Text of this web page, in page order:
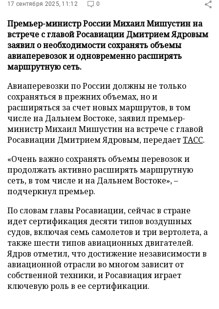
17 сентября 2025, 11:12 0
Премьер-министр России Михаил Мишустин на
встрече с главой Росавиации Дмитрием Ядровым
заявил о необходимости сохранять объемы
авиаперевозок и одновременно расширять
маршрутную сеть.
Авиаперевозки по России должны не только
сохраняться в прежних объемах, но и
расширяться за счет новых маршрутов, в том
числе на Дальнем Востоке, заявил премьер-
министр Михаил Мишустин на встрече с главой
Росавиации Дмитрием Ядровым, передаетТАСС.
«Очень важно сохранять объемы перевозок и
продолжать активно расширять маршрутную
сеть, в том числе и на Дальнем Востоке», –
подчеркнул премьер.
По словам главы Росавиации, сейчас в стране
идет сертификация десяти типов воздушных
судов, включая семь самолетов и три вертолета, а
также шести типов авиационных двигателей.
Ядров отметил, что достижение независимости в
авиационной отрасли во многом зависит от
собственной техники, и Росавиация играет
ключевую роль в ее сертификации.